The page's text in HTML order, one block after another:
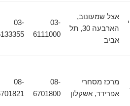
אצל שמעונוב,
הארבעה 30, תל
אביב
03-
6111000
03-
6133355
מרכז מסחרי
אפרידר, אשקלון
08-
6701800
08-
6701821